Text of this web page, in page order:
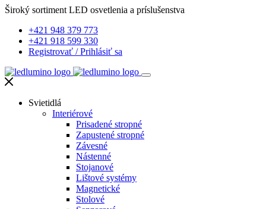
Široký sortiment LED osvetlenia a príslušenstva
+421 948 379 773
+421 918 599 330
Registrovať /Prihlásiť sa
Svietidlá
Interiérové
Prisadené stropné
Zapustené stropné
Závesné
Nástenné
Stojanové
Lištové systémy
Magnetické
Stolové